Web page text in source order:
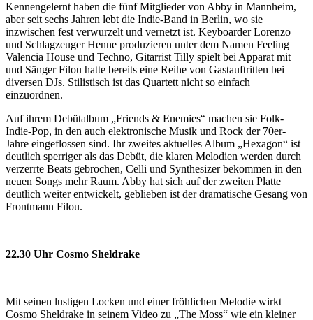
Kennengelernt haben die fünf Mitglieder von Abby in Mannheim,
aber seit sechs Jahren lebt die Indie-Band in Berlin, wo sie
inzwischen fest verwurzelt und vernetzt ist. Keyboarder Lorenzo
und Schlagzeuger Henne produzieren unter dem Namen Feeling
Valencia House und Techno, Gitarrist Tilly spielt bei Apparat mit
und Sänger Filou hatte bereits eine Reihe von Gastauftritten bei
diversen DJs. Stilistisch ist das Quartett nicht so einfach
einzuordnen.
Auf ihrem Debütalbum „Friends & Enemies“ machen sie Folk-
Indie-Pop, in den auch elektronische Musik und Rock der 70er-
Jahre eingeflossen sind. Ihr zweites aktuelles Album „Hexagon“ ist
deutlich sperriger als das Debüt, die klaren Melodien werden durch
verzerrte Beats gebrochen, Celli und Synthesizer bekommen in den
neuen Songs mehr Raum. Abby hat sich auf der zweiten Platte
deutlich weiter entwickelt, geblieben ist der dramatische Gesang von
Frontmann Filou.
22.30 Uhr Cosmo Sheldrake
Mit seinen lustigen Locken und einer fröhlichen Melodie wirkt
Cosmo Sheldrake in seinem Video zu „The Moss“ wie ein kleiner